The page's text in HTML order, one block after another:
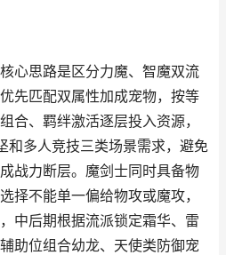
心思路是区分力魔、智魔双流
先匹配双属性加成宠物，按等
合、羁绊激活逐层投入资源，
和多人竞技三类场景需求，避免
战力断层。魔剑士同时具备物
择不能单一偏给物攻或魔攻，
中后期根据流派锁定霜华、雷
助位组合幼龙、天使类防御宠